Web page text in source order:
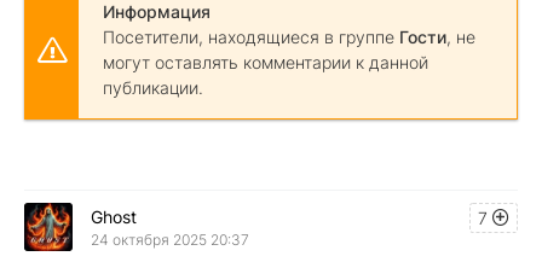
Информация
Посетители, находящиеся в группе Гости, не
могут оставлять комментарии к данной
публикации.
7
Ghost
24 октября 2025 20:37